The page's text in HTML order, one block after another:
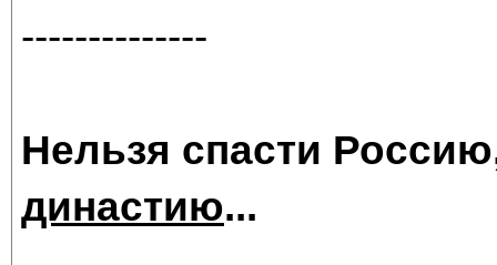
--------------
Нельзя спасти
династию...